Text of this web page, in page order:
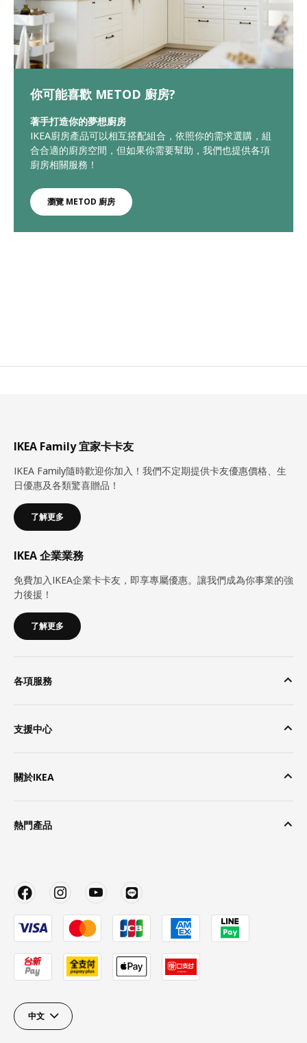
你可能喜歡 METOD 廚房?
著手打造你的夢想廚房
IKEA廚房產品可以相互搭配組合，依照你的需求選購，組
合合適的廚房空間，但如果你需要幫助，我們也提供各項
廚房相關服務！
瀏覽 METOD 廚房
IKEA Family 宜家卡卡友
IKEA Family隨時歡迎你加入！我們不定期提供卡友優惠價格、生
日優惠及各類驚喜贈品！
了解更多
IKEA 企業業務
免費加入IKEA企業卡卡友，即享專屬優惠。讓我們成為你事業的強
力後援！
了解更多
各項服務
支援中心
關於IKEA
熱門產品
中文